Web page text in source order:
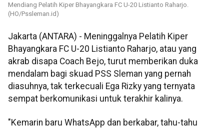
Mendiang Pelatih Kiper Bhayangkara FC U-20 Listianto Raharjo.
(HO/Pssleman.id)
Jakarta (ANTARA) - Meninggalnya Pelatih Kiper
Bhayangkara FC U-20 Listianto Raharjo, atau yang
akrab disapa Coach Bejo, turut memberikan duka
mendalam bagi skuad PSS Sleman yang pernah
diasuhnya, tak terkecuali Ega Rizky yang ternyata
sempat berkomunikasi untuk terakhir kalinya.
"Kemarin baru WhatsApp dan berkabar, tahu-tahu